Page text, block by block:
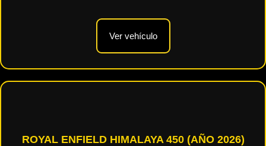
Ver vehículo
ROYAL ENFIELD HIMALAYA 450 (AÑO 2026)